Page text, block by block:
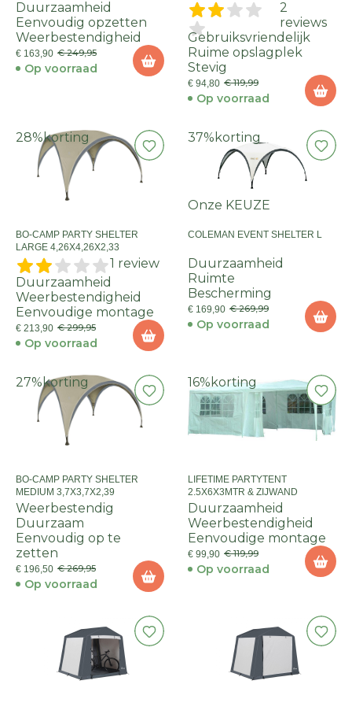
Duurzaamheid
Eenvoudig opzetten
Weerbestendigheid
€ 163,90 € 249,95
Op voorraad
2
reviews
Gebruiksvriendelijk
Ruime opslagplek
Stevig
€ 94,80 € 119,99
Op voorraad
28%korting
BO-CAMP PARTY SHELTER
LARGE 4,26X4,26X2,33
1 review
Duurzaamheid
Weerbestendigheid
Eenvoudige montage
€ 213,90 € 299,95
Op voorraad
37% korting
Onze KEUZE
COLEMAN EVENT SHELTER L
Duurzaamheid
Ruimte
Bescherming
€ 169,90 € 269,99
Op voorraad
27%korting
BO-CAMP PARTY SHELTER
MEDIUM 3,7X3,7X2,39
Weerbestendig
Duurzaam
Eenvoudig op te
zetten
€ 196,50 € 269,95
Op voorraad
16% korting
LIFETIME PARTYTENT
2.5X6X3MTR & ZIJWAND
Duurzaamheid
Weerbestendigheid
Eenvoudige montage
€ 99,90 € 119,99
Op voorraad